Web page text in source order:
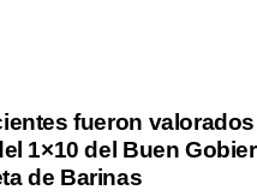
fueron
1×10 del Buen
de Barinas